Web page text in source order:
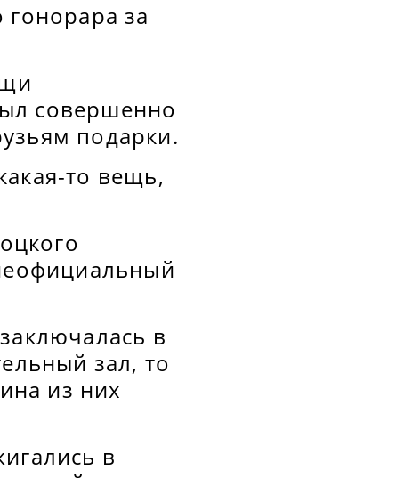
за
совершенно
подарки.
то вещь,
в
зал, то
из них
в